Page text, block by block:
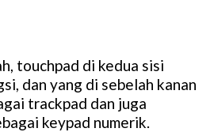
touchpad di kedua sisi
dan yang di sebelah kanan
trackpad dan juga
keypad numerik.